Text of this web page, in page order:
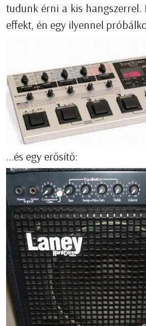
tudunk érni a kis hangszerrel.
effekt, én egy ilyennel
...és egy erősítő: